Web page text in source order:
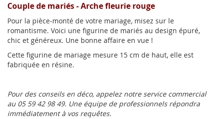
Couple de mariés - Arche fleurie rouge
Pour la pièce-monté de votre mariage, misez sur le
romantisme. Voici une figurine de mariés au design épuré,
chic et généreux. Une bonne affaire en vue !
Cette figurine de mariage mesure 15 cm de haut, elle est
fabriquée en résine.
Pour des conseils en déco, appelez notre service commercial
au 05 59 42 98 49. Une équipe de professionnels répondra
immédiatement à vos requêtes.